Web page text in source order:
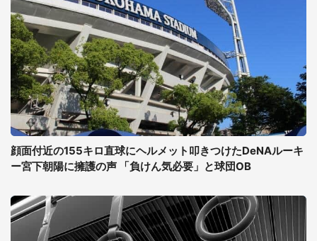
顔面付近の155キロ直球にヘルメット叩きつけたDeNAルーキ
ー宮下朝陽に擁護の声 「負けん気必要」と球団OB